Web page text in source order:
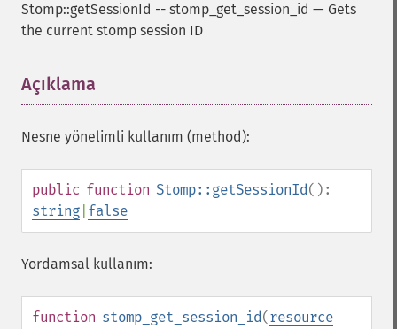
Stomp::getSessionId -- stomp_get_session_id — Gets
the current stomp session ID
Açıklama
Nesne yönelimli kullanım (method):
public function Stomp::getSessionId():
string false
Yordamsal kullanım:
function stomp_get_session_id(resource